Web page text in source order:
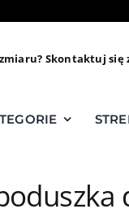
Skontaktuj się